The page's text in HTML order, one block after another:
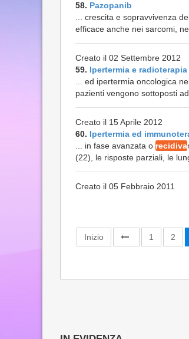
58. Pazopanib
... crescita e sopravvivenza
efficace anche nei sarcomi,
Creato il 02 Settembre 2012
59. Ipertermia e
... ed ipertermia oncologica
pazienti vengono sottoposti
Creato il 15 Aprile 2012
60. Ipertermia ed
... in fase avanzata o recidiva
(22), le risposte parziali, le
Creato il 05 Febbraio 2011
Inizio 1 2